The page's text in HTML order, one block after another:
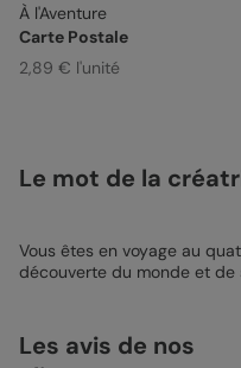
À l'Aventure
Carte Postale
2,89 € l'unité
Le mot de la
Vous êtes en voyage au
découverte du monde et de
carte postale pour des
passer de la plage, aux
Les avis de nos